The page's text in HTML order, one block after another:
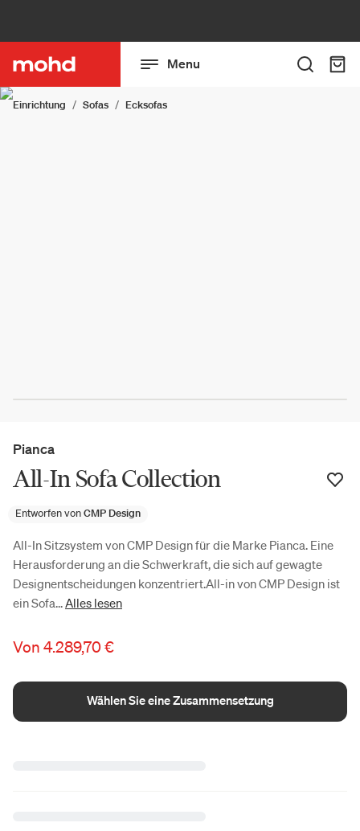
Menu
Einrichtung Sofas Ecksofas
Pianca
All-In Sofa Collection
Entworfen vonCMP Design
All-In Sitzsystem von CMP Design für die Marke Pianca. Eine
Herausforderung an die Schwerkraft, die sich auf gewagte
Designentscheidungen konzentriert.All-in von CMP Design ist
ein Sofa...Alles lesen
Von 4.289,70 €
Wählen Sie eine Zusammensetzung